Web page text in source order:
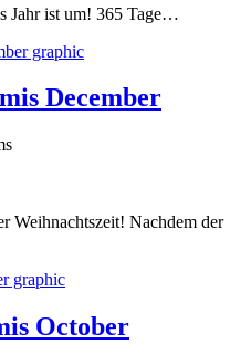
Jahr ist um! 365 Tage…
December
Weihnachtszeit! Nachdem der
October